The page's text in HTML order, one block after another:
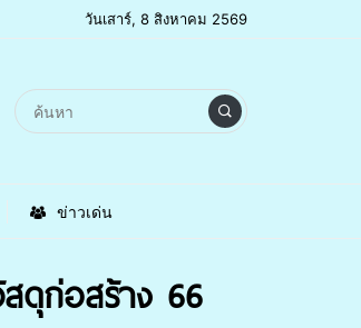
วันเสาร์, 8 สิงหาคม 2569
ข่าวเด่น
ดุก่อสร้าง 66